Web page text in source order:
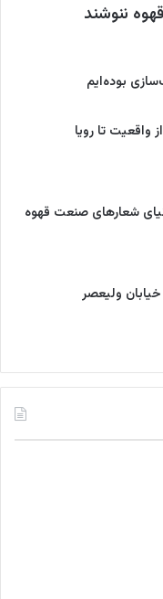
ننوشند
بوده‌ایم
واقعیت تا رویا
شعارهای صنعت قهوه
ولیعصر